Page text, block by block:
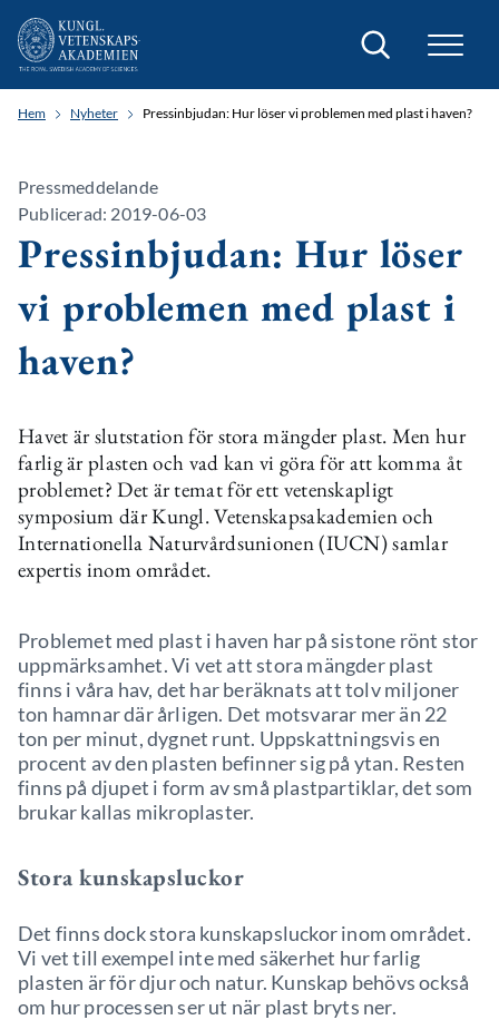
Sök
Hem Nyheter Pressinbjudan: Hur löser vi problemen med plast i haven?
Pressmeddelande
Publicerad: 2019-06-03
Pressinbjudan: Hur löser
vi problemen med plast i
haven?
Havet är slutstation för stora mängder plast. Men hur
farlig är plasten och vad kan vi göra för att komma åt
problemet? Det är temat för ett vetenskapligt
symposium där Kungl. Vetenskapsakademien och
Internationella Naturvårdsunionen (IUCN) samlar
expertis inom området.
Problemet med plast i haven har på sistone rönt stor
uppmärksamhet. Vi vet att stora mängder plast
finns i våra hav, det har beräknats att tolv miljoner
ton hamnar där årligen. Det motsvarar mer än 22
ton per minut, dygnet runt. Uppskattningsvis en
procent av den plasten befinner sig på ytan. Resten
finns på djupet i form av små plastpartiklar, det som
brukar kallas mikroplaster.
Stora kunskapsluckor
Det finns dock stora kunskapsluckor inom området.
Vi vet till exempel inte med säkerhet hur farlig
plasten är för djur och natur. Kunskap behövs också
om hur processen ser ut när plast bryts ner.